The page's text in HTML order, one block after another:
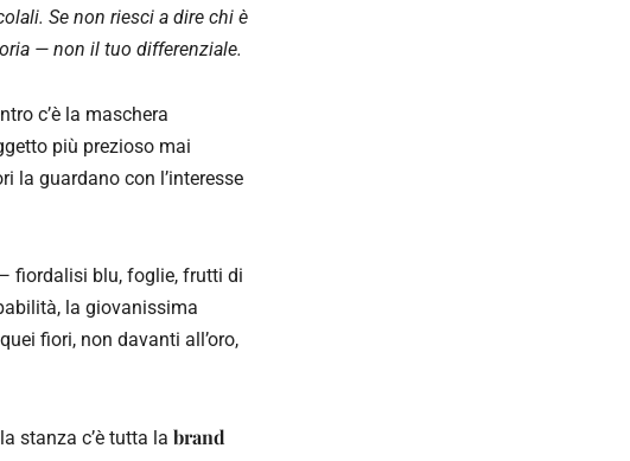
Se non riesci a dire chi è
— non il tuo differenziale.
c’è la maschera
più prezioso mai
la guardano con l’interesse
fiordalisi blu, foglie, frutti di
la giovanissima
fiori, non davanti all’oro,
stanza c’è tutta la brand